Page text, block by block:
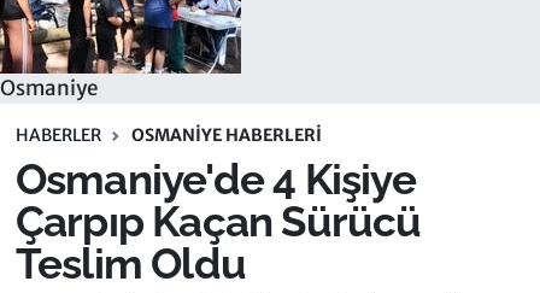
Osmaniye
HABERLER OSMANIYE HABERLERI
Osmaniye'de 4 Kişiye
Çarpıp Kaçan Sürücü
Teslim Oldu
Son Dakika Haberleri